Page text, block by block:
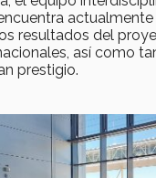
resultados del
así como
prestigio.